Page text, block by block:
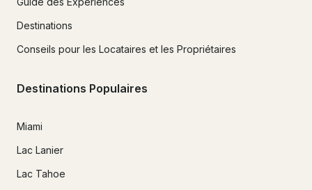
Destinations
Conseils pour les Locataires et les Propriétaires
Destinations Populaires
Miami
Lac Lanier
Lac Tahoe